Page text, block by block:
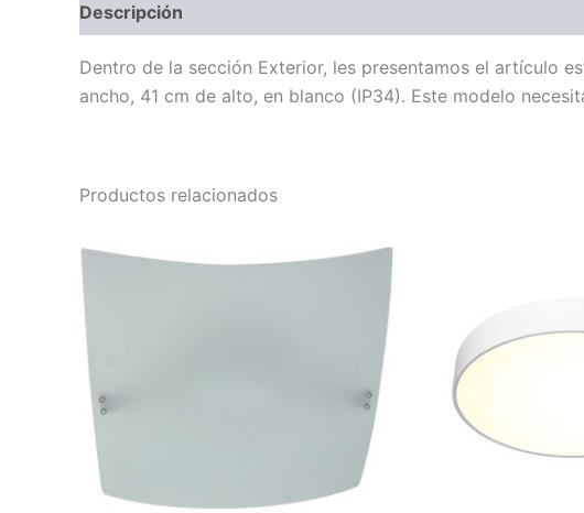
Descripción
Dentro de la sección Exterior, les presentamos el artículo
ancho, 41 cm de alto, en blanco (IP34). Este modelo
Productos relacionados